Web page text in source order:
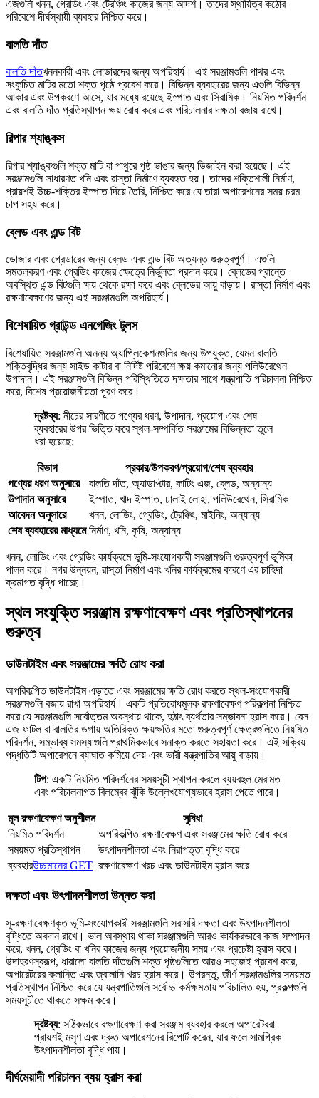
এজগুলি খনন, গ্রেডিং এবং ট্রেঞ্চিং কাজের জন্য আদর্শ। তাদের স্থায়িত্ব কঠোর
পরিবেশে দীর্ঘস্থায়ী ব্যবহার নিশ্চিত করে।
বালতি দাঁত
বালতি দাঁতখননকারী এবং লোডারদের জন্য অপরিহার্য। এই সরঞ্জামগুলি পাথর এবং
সংকুচিত মাটির মতো শক্ত পৃষ্ঠে প্রবেশ করে। বিভিন্ন ব্যবহারের জন্য এগুলি বিভিন্ন
আকার এবং উপকরণে আসে, যার মধ্যে রয়েছে ইস্পাত এবং সিরামিক। নিয়মিত পরিদর্শন
এবং বালতি দাঁত প্রতিস্থাপন ক্ষয় রোধ করে এবং পরিচালনার দক্ষতা বজায় রাখে।
রিপার শ্যাঙ্কস
রিপার শ্যাঙ্কগুলি শক্ত মাটি বা পাথুরে পৃষ্ঠ ভাঙার জন্য ডিজাইন করা হয়েছে। এই
সরঞ্জামগুলি সাধারণত খনি এবং রাস্তা নির্মাণে ব্যবহৃত হয়। তাদের শক্তিশালী নির্মাণ,
প্রায়শই উচ্চ-শক্তির ইস্পাত দিয়ে তৈরি, নিশ্চিত করে যে তারা অপারেশনের সময় চরম
চাপ সহ্য করে।
ব্লেড এবং এন্ড বিট
ডোজার এবং গ্রেডারের জন্য ব্লেড এবং এন্ড বিট অত্যন্ত গুরুত্বপূর্ণ। এগুলি
সমতলকরণ এবং গ্রেডিং কাজের ক্ষেত্রে নির্ভুলতা প্রদান করে। ব্লেডের প্রান্তে
অবস্থিত এন্ড বিটগুলি ক্ষয় থেকে রক্ষা করে এবং ব্লেডের আয়ু বাড়ায়। রাস্তা নির্মাণ এবং
রক্ষণাবেক্ষণের জন্য এই সরঞ্জামগুলি অপরিহার্য।
বিশেষায়িত গ্রাউন্ড এনগেজিং টুলস
বিশেষায়িত সরঞ্জামগুলি অনন্য অ্যাপ্লিকেশনগুলির জন্য উপযুক্ত, যেমন বালতি
শক্তিবৃদ্ধির জন্য সাইড কাটার বা নির্দিষ্ট পরিবেশে ক্ষয় কমানোর জন্য পলিউরেথেন
উপাদান। এই সরঞ্জামগুলি বিভিন্ন পরিস্থিতিতে দক্ষতার সাথে যন্ত্রপাতি পরিচালনা নিশ্চিত
করে, বিশেষ প্রয়োজনীয়তা পূরণ করে।
দ্রষ্টব্য: নীচের সারণীতে পণ্যের ধরণ, উপাদান, প্রয়োগ এবং শেষ
ব্যবহারের উপর ভিত্তি করে স্থল-সম্পর্কিত সরঞ্জামের বিভিন্নতা তুলে
ধরা হয়েছে:
বিভাগ
প্রকার/উপকরণ/প্রয়োগ/শেষ ব্যবহার
পণ্যের ধরণ অনুসারে
বালতি দাঁত, অ্যাডাপ্টার, কাটিং এজ, ব্লেড, অন্যান্য
উপাদান অনুসারে
ইস্পাত, খাদ ইস্পাত, ঢালাই লোহা, পলিউরেথেন, সিরামিক
আবেদন অনুসারে
খনন, লোডিং, গ্রেডিং, ট্রেঞ্চিং, মাইনিং, অন্যান্য
শেষ ব্যবহারের মাধ্যমে নির্মাণ, খনি, কৃষি, অন্যান্য
খনন, লোডিং এবং গ্রেডিং কার্যক্রমে ভূমি-সংযোগকারী সরঞ্জামগুলি গুরুত্বপূর্ণ ভূমিকা
পালন করে। নগর উন্নয়ন, রাস্তা নির্মাণ এবং খনির কার্যক্রমের কারণে এর চাহিদা
ক্রমাগত বৃদ্ধি পাচ্ছে।
স্থল সংযুক্তি সরঞ্জাম রক্ষণাবেক্ষণ এবং প্রতিস্থাপনের
গুরুত্ব
ডাউনটাইম এবং সরঞ্জামের ক্ষতি রোধ করা
অপরিকল্পিত ডাউনটাইম এড়াতে এবং সরঞ্জামের ক্ষতি রোধ করতে স্থল-সংযোগকারী
সরঞ্জামগুলি বজায় রাখা অপরিহার্য। একটি প্রতিরোধমূলক রক্ষণাবেক্ষণ পরিকল্পনা নিশ্চিত
করে যে সরঞ্জামগুলি সর্বোত্তম অবস্থায় থাকে, হঠাৎ ব্যর্থতার সম্ভাবনা হ্রাস করে। বেস
এজ ফাটল বা বালতির ডগায় অতিরিক্ত ক্ষয়ক্ষতির মতো গুরুত্বপূর্ণ ক্ষেত্রগুলিতে নিয়মিত
পরিদর্শন, সম্ভাব্য সমস্যাগুলি প্রাথমিকভাবে সনাক্ত করতে সহায়তা করে। এই সক্রিয়
পদ্ধতিটি অপারেশনে ব্যাঘাত কমিয়ে দেয় এবং ভারী যন্ত্রপাতির আয়ু বাড়ায়।
টিপ: একটি নিয়মিত পরিদর্শনের সময়সূচী স্থাপন করলে ব্যয়বহুল মেরামত
এবং পরিচালনাগত বিলম্বের ঝুঁকি উল্লেখযোগ্যভাবে হ্রাস পেতে পারে।
মূল রক্ষণাবেক্ষণ অনুশীলন
সুবিধা
নিয়মিত পরিদর্শন
অপরিকল্পিত রক্ষণাবেক্ষণ এবং সরঞ্জামের ক্ষতি রোধ করে
সময়মত প্রতিস্থাপন
উৎপাদনশীলতা এবং নিরাপত্তা বৃদ্ধি করে
ব্যবহারউচ্চমানের GET রক্ষণাবেক্ষণ খরচ এবং ডাউনটাইম হ্রাস করে
দক্ষতা এবং উৎপাদনশীলতা উন্নত করা
সু-রক্ষণাবেক্ষণকৃত ভূমি-সংযোগকারী সরঞ্জামগুলি সরাসরি দক্ষতা এবং উৎপাদনশীলতা
বৃদ্ধিতে অবদান রাখে। ভাল অবস্থায় থাকা সরঞ্জামগুলি আরও কার্যকরভাবে কাজ সম্পাদন
করে, খনন, গ্রেডিং বা খনির কাজের জন্য প্রয়োজনীয় সময় এবং প্রচেষ্টা হ্রাস করে।
উদাহরণস্বরূপ, ধারালো বালতি দাঁতগুলি শক্ত পৃষ্ঠগুলিতে আরও সহজেই প্রবেশ করে,
অপারেটরের ক্লান্তি এবং জ্বালানি খরচ হ্রাস করে। উপরন্তু, জীর্ণ সরঞ্জামগুলির সময়মত
প্রতিস্থাপন নিশ্চিত করে যে যন্ত্রপাতিগুলি সর্বোচ্চ কর্মক্ষমতায় পরিচালিত হয়, প্রকল্পগুলি
সময়সূচীতে থাকতে সক্ষম করে।
দ্রষ্টব্য: সঠিকভাবে রক্ষণাবেক্ষণ করা সরঞ্জাম ব্যবহার করলে অপারেটররা
প্রায়শই মসৃণ এবং দ্রুত অপারেশনের রিপোর্ট করেন, যার ফলে সামগ্রিক
উৎপাদনশীলতা বৃদ্ধি পায়।
দীর্ঘমেয়াদী পরিচালন ব্যয় হ্রাস করা